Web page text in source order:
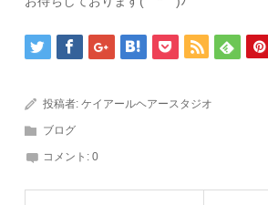
投稿者:ケイアールヘアースタジオ
ブログ
コメント:0